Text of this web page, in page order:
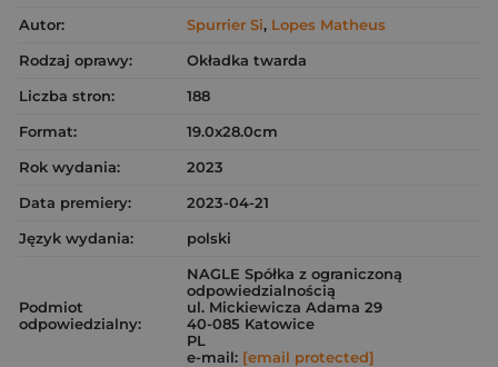
Autor:
Spurrier Si, Lopes Matheus
Rodzaj oprawy:
Okładka twarda
Liczba stron:
188
Format:
19.0x28.0cm
Rok wydania:
2023
Data premiery:
2023-04-21
Język wydania:
polski
Podmiot
odpowiedzialny:
NAGLE Spółka z ograniczoną
odpowiedzialnością
ul. Mickiewicza Adama 29
40-085 Katowice
PL
e-mail: [email protected]